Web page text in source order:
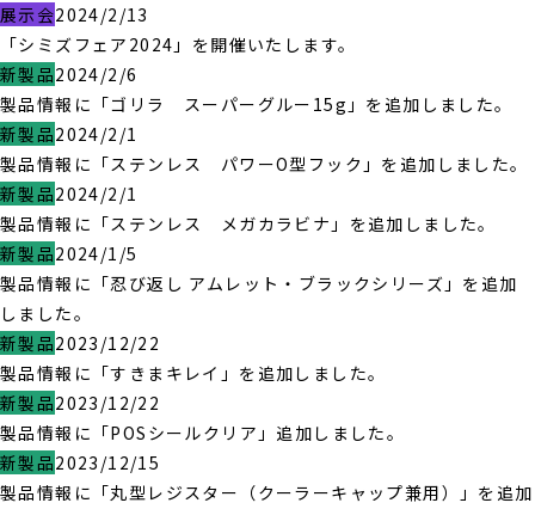
展示会2024/2/13
「シミズフェア2024」を開催いたします。
新製品2024/2/6
製品情報に「ゴリラ スーパーグルー15g」を追加しました。
新製品2024/2/1
製品情報に「ステンレス パワーO型フック」を追加しました。
新製品2024/2/1
製品情報に「ステンレス メガカラビナ」を追加しました。
新製品2024/1/5
製品情報に「忍び返し アムレット・ブラックシリーズ」を追加
しました。
新製品2023/12/22
製品情報に「すきまキレイ」を追加しました。
新製品2023/12/22
製品情報に「POSシールクリア」追加しました。
新製品2023/12/15
製品情報に「丸型レジスター（クーラーキャップ兼用）」を追加